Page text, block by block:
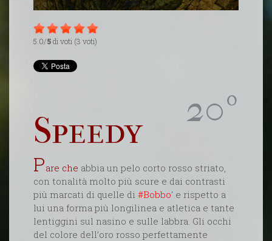
5.0/5di voti (3 voti)
20º
Speedy
Pare che abbia un pelo corto rosso striato,
con tonalità molto più scure e dai contrasti
più marcati di quelle di #Bobbo' e rispetto a
lui una forma più longilinea e atletica e tante
lentiggini sul nasino e sulle labbra. Gli occhi
del colore dell’oro rosso perfettamente